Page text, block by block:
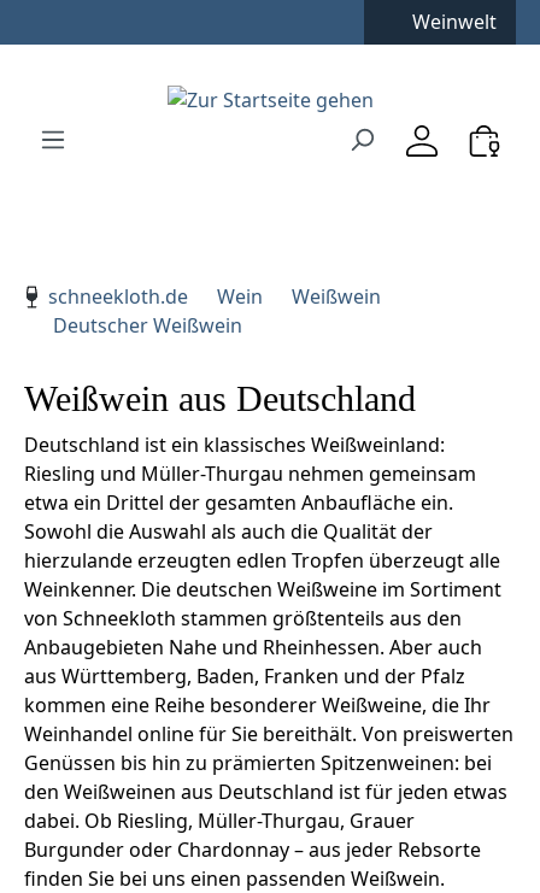
Zur Hauptnavigation springen
Weinwelt
schneekloth.de
Wein
Weißwein
Deutscher Weißwein
Weißwein aus Deutschland
Deutschland ist ein klassisches Weißweinland:
Riesling und Müller-Thurgau nehmen gemeinsam
etwa ein Drittel der gesamten Anbaufläche ein.
Sowohl die Auswahl als auch die Qualität der
hierzulande erzeugten edlen Tropfen überzeugt alle
Weinkenner. Die deutschen Weißweine im Sortiment
von Schneekloth stammen größtenteils aus den
Anbaugebieten Nahe und Rheinhessen. Aber auch
aus Württemberg, Baden, Franken und der Pfalz
kommen eine Reihe besonderer Weißweine, die Ihr
Weinhandel online für Sie bereithält. Von preiswerten
Genüssen bis hin zu prämierten Spitzenweinen: bei
den Weißweinen aus Deutschland ist für jeden etwas
dabei. Ob Riesling, Müller-Thurgau, Grauer
Burgunder oder Chardonnay – aus jeder Rebsorte
finden Sie bei uns einen passenden Weißwein.